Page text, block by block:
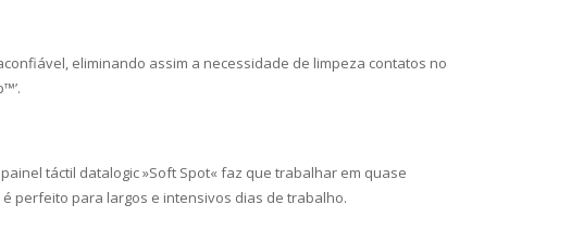
eliminando assim a necessidade de limpeza contatos no
táctil datalogic »Soft Spot« faz que trabalhar em quase
perfeito para largos e intensivos dias de trabalho.